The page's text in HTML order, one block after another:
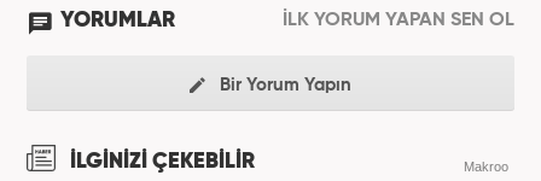
YORUMLAR İLK YORUM YAPAN SEN OL
Bir Yorum Yapın
İLGİNİZİ ÇEKEBİLİR Makroo